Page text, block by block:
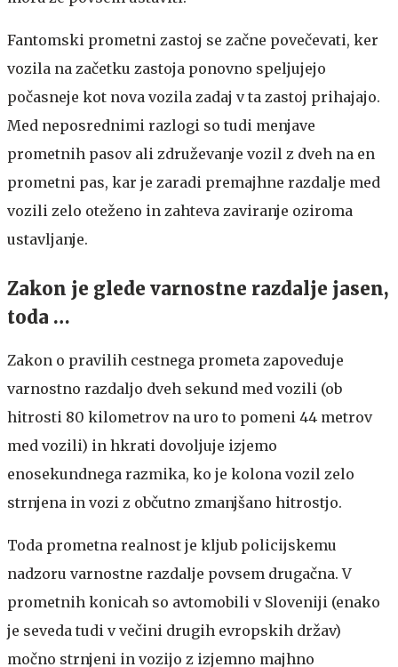
Fantomski prometni zastoj se začne povečevati, ker
vozila na začetku zastoja ponovno speljujejo
počasneje kot nova vozila zadaj v ta zastoj prihajajo.
Med neposrednimi razlogi so tudi menjave
prometnih pasov ali združevanje vozil z dveh na en
prometni pas, kar je zaradi premajhne razdalje med
vozili zelo oteženo in zahteva zaviranje oziroma
ustavljanje.
Zakon je glede varnostne razdalje jasen,
toda …
Zakon o pravilih cestnega prometa zapoveduje
varnostno razdaljo dveh sekund med vozili (ob
hitrosti 80 kilometrov na uro to pomeni 44 metrov
med vozili) in hkrati dovoljuje izjemo
enosekundnega razmika, ko je kolona vozil zelo
strnjena in vozi z občutno zmanjšano hitrostjo.
Toda prometna realnost je kljub policijskemu
nadzoru varnostne razdalje povsem drugačna. V
prometnih konicah so avtomobili v Sloveniji (enako
je seveda tudi v večini drugih evropskih držav)
močno strnjeni in vozijo z izjemno majhno